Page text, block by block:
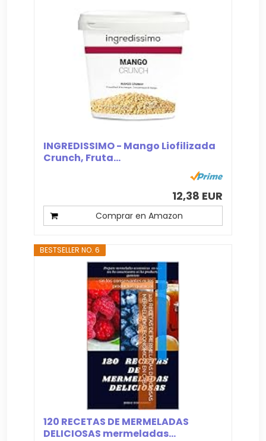
INGREDISSIMO - Mango Liofilizada
Crunch, Fruta...
12,38 EUR
Comprar en Amazon
BESTSELLER NO. 6
120 RECETAS DE MERMELADAS
DELICIOSAS mermeladas...